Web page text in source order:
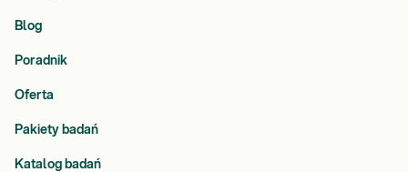
Blog
Poradnik
Oferta
Pakiety badań
Katalog badań